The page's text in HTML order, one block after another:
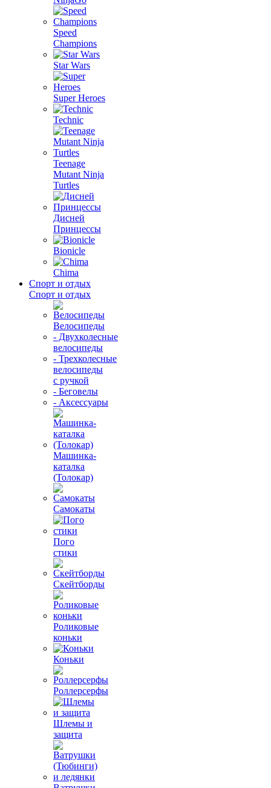
Speed
Champions
Star Wars
Super Heroes
Technic
Teenage
Mutant Ninja
Turtles
Дисней
Принцессы
Bionicle
Chima
Спорт и отдых
Спорт и отдых
Велосипеды
- Двухколесные
велосипеды
- Трехколесные
велосипеды
с ручкой
- Беговелы
- Аксессуары
Машинка-
каталка
(Толокар)
Самокаты
Пого
стики
Скейтборды
Роликовые
коньки
Коньки
Роллерсерфы
Шлемы и
защита